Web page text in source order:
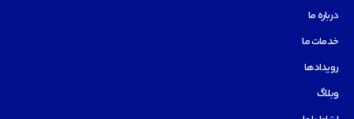
درباره ما
خدمات ما
رویدادها
وبلاگ